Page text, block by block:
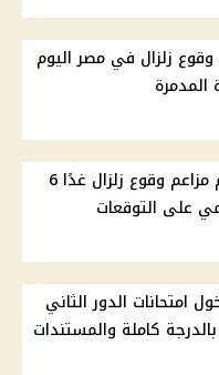
زلزال في مصر اليوم
البحوث الفلكية تحسم مزاعم وقوع زلزال غدًا 6
على التوقعات
امتحانات الدور الثاني
بالدرجة كاملة والمستندات